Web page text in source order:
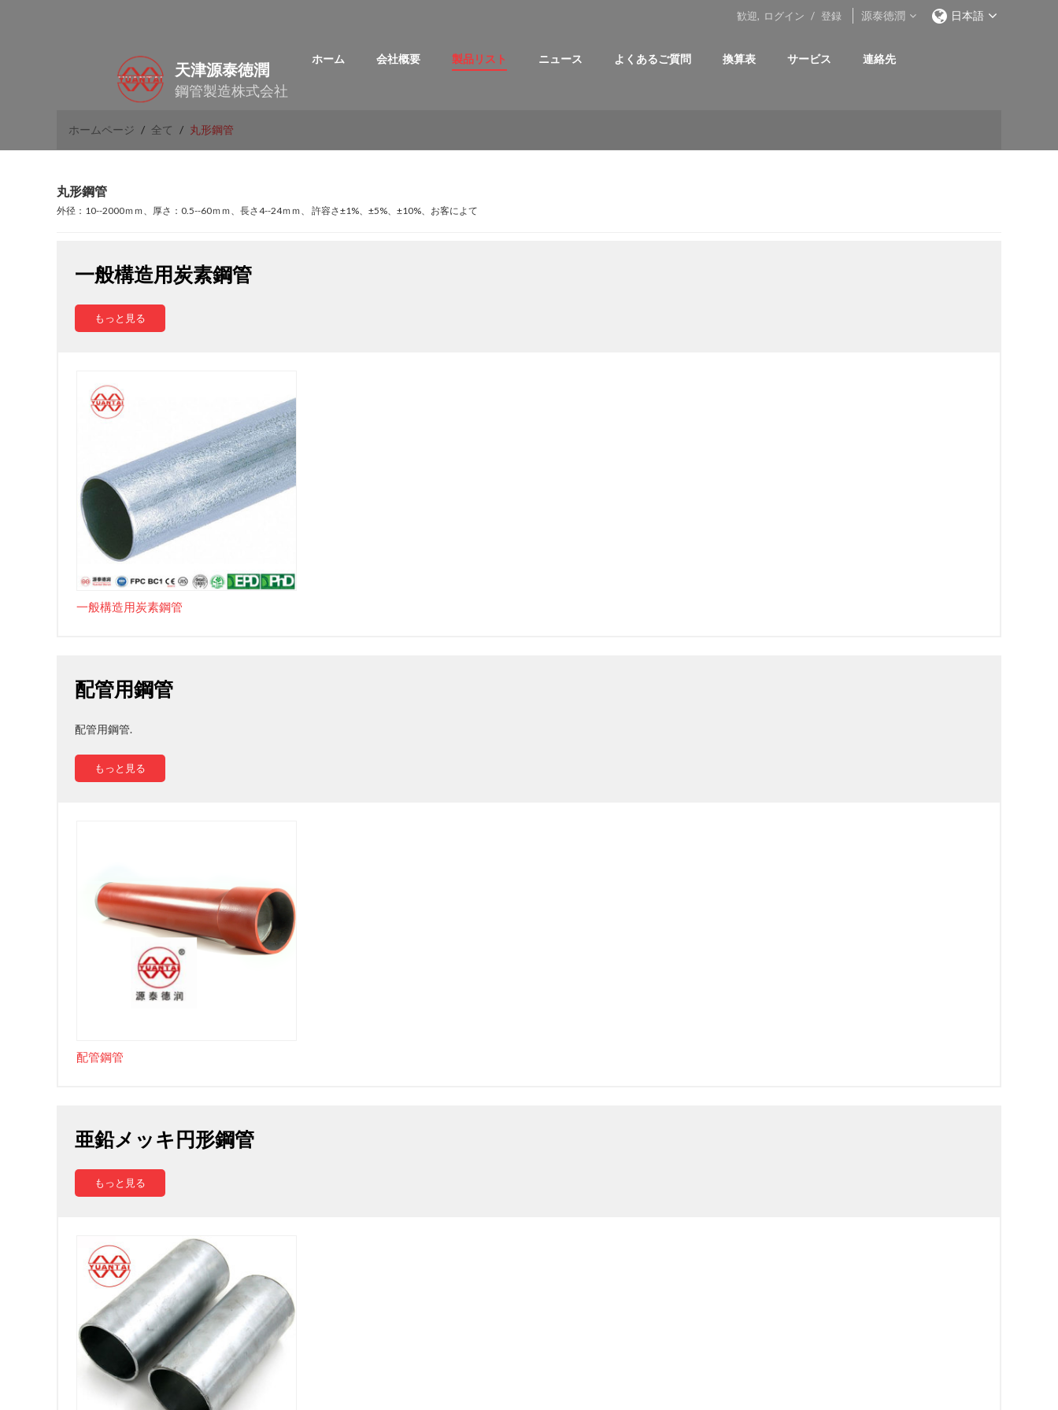
天津源泰徳潤
鋼管製造株式会社
歓迎, ログイン / 登録 源泰徳潤 日本語
ホーム 会社概要 製品リスト ニュース よくあるご質問 換算表 サービス 連絡先
ホームページ / 全て / 丸形鋼管
丸形鋼管
外径：10--2000ｍｍ、厚さ：0.5--60ｍｍ、長さ4--24ｍｍ、 許容さ±1%、±5%、±10%、お客によて
一般構造用炭素鋼管
もっと見る
一般構造用炭素鋼管
配管用鋼管
配管用鋼管.
もっと見る
配管鋼管
亜鉛メッキ円形鋼管
もっと見る